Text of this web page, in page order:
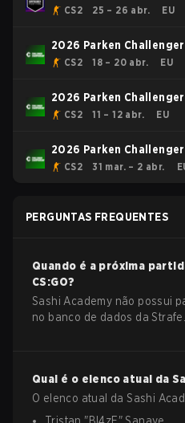
CS2 25 – 26 abr. EU
2026 Parken
CS2 18 – 20 abr. EU
2026 Parken
CS2 11 – 12 abr. EU
2026 Parken
CS2 31 mar. – 2 abr.
PERGUNTAS FREQUENTES
Quando é a próxima
CS:GO?
Sashi Academy não possui
no banco de dados da Strafe.
Qual é o elenco atual da
O elenco atual daSashi